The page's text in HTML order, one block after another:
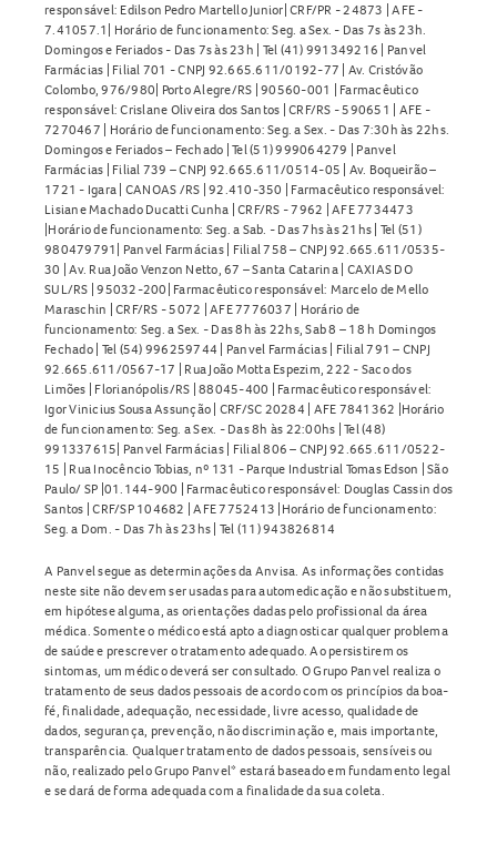
responsável: Edilson Pedro Martello Junior| CRF/PR - 24873 | AFE -
7.41057.1| Horário de funcionamento: Seg. a Sex. - Das 7s às 23h.
Domingos e Feriados - Das 7s às 23h | Tel (41) 991349216 | Panvel
Farmácias | Filial 701 - CNPJ 92.665.611/0192-77 | Av. Cristóvão
Colombo, 976/980| Porto Alegre/RS | 90560-001 | Farmacêutico
responsável: Crislane Oliveira dos Santos | CRF/RS - 590651 | AFE -
7270467 | Horário de funcionamento: Seg. a Sex. - Das 7:30h às 22hs.
Domingos e Feriados – Fechado | Tel (51) 999064279 | Panvel
Farmácias | Filial 739 – CNPJ 92.665.611/0514-05 | Av. Boqueirão –
1721 - Igara | CANOAS /RS | 92.410-350 | Farmacêutico responsável:
Lisiane Machado Ducatti Cunha | CRF/RS - 7962 | AFE 7734473
|Horário de funcionamento: Seg. a Sab. - Das 7hs às 21hs | Tel (51)
980479791| Panvel Farmácias | Filial 758 – CNPJ 92.665.611/0535-
30 | Av. Rua João Venzon Netto, 67 – Santa Catarina | CAXIAS DO
SUL/RS | 95032-200| Farmacêutico responsável: Marcelo de Mello
Maraschin | CRF/RS - 5072 | AFE 7776037 | Horário de
funcionamento: Seg. a Sex. - Das 8h às 22hs, Sab 8 – 18 h Domingos
Fechado | Tel (54) 996259744 | Panvel Farmácias | Filial 791 – CNPJ
92.665.611/0567-17 | Rua João Motta Espezim, 222 - Saco dos
Limões | Florianópolis/RS | 88045-400 | Farmacêutico responsável:
Igor Vinicius Sousa Assunção | CRF/SC 20284 | AFE 7841362 |Horário
de funcionamento: Seg. a Sex. - Das 8h às 22:00hs | Tel (48)
991337615| Panvel Farmácias | Filial 806 – CNPJ 92.665.611/0522-
15 | Rua Inocêncio Tobias, nº 131 - Parque Industrial Tomas Edson | São
Paulo/ SP |01.144-900 | Farmacêutico responsável: Douglas Cassin dos
Santos | CRF/SP 104682 | AFE 7752413 |Horário de funcionamento:
Seg. a Dom. - Das 7h às 23hs | Tel (11) 943826814
A Panvel segue as determinações da Anvisa. As informações contidas
neste site não devem ser usadas para automedicação e não substituem,
em hipótese alguma, as orientações dadas pelo profissional da área
médica. Somente o médico está apto a diagnosticar qualquer problema
de saúde e prescrever o tratamento adequado. Ao persistirem os
sintomas, um médico deverá ser consultado. O Grupo Panvel realiza o
tratamento de seus dados pessoais de acordo com os princípios da boa-
fé, finalidade, adequação, necessidade, livre acesso, qualidade de
dados, segurança, prevenção, não discriminação e, mais importante,
transparência. Qualquer tratamento de dados pessoais, sensíveis ou
não, realizado pelo Grupo Panvel* estará baseado em fundamento legal
e se dará de forma adequada com a finalidade da sua coleta.